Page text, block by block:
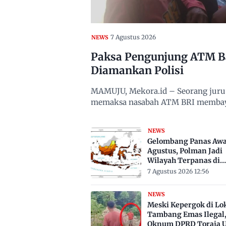
NEWS 7 Agustus 2026
Paksa Pengunjung ATM
Diamankan Polisi
MAMUJU, Mekora.id – Seorang
memaksa nasabah ATM BRI
NEWS
Gelombang Panas
Agustus, Polman Jadi
Wilayah Terpanas di
Sulbar Suhu Lebih Dari
7 Agustus 2026 12:56
NEWS
Meski Kepergok di
Tambang Emas Ilegal,
Oknum DPRD Toraja